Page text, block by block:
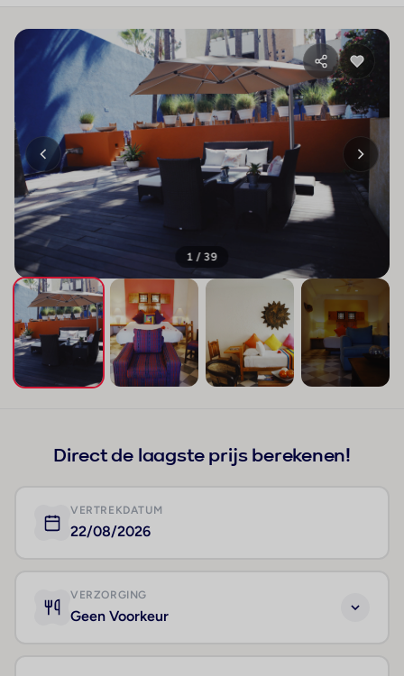
1 / 39
Direct de laagste prijs berekenen!
VERTREKDATUM
22/08/2026
VERZORGING
Geen Voorkeur